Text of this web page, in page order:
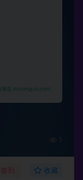
签到 收藏